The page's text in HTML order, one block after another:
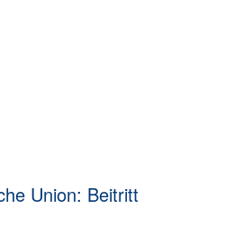
Union: Beitritt